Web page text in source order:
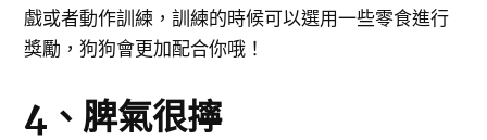
戲或者動作訓練，訓練的時候可以選用一些零食進行
獎勵，狗狗會更加配合你哦！
4、脾氣很擰